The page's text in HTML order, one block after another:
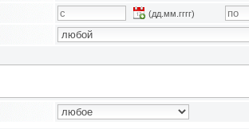
(дд.мм.гггг)